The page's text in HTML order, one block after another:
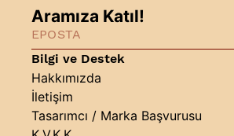
Bilgi ve Destek
Hakkımızda
İletişim
Tasarımcı / Marka Başvurusu
Aramıza Katıl!